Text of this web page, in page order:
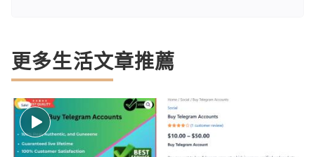
更多生活文章推薦